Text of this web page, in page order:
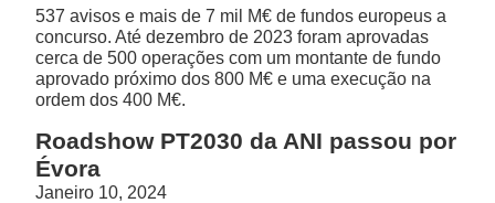
537 avisos e mais de 7 mil M€ de fundos europeus a
concurso. Até dezembro de 2023 foram aprovadas
cerca de 500 operações com um montante de fundo
aprovado próximo dos 800 M€ e uma execução na
ordem dos 400 M€.
Roadshow PT2030 da ANI passou por
Évora
Janeiro 10, 2024